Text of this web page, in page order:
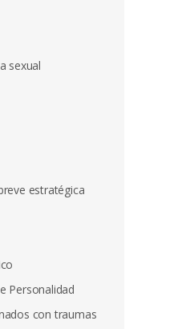
sexual
estratégica
Personalidad
con traumas